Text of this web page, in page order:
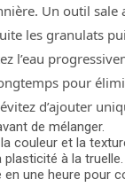
Un outil
les granulats
l’eau
pour
d’ajouter
de mélanger.
couleur et la
à la truelle.
une heure pour